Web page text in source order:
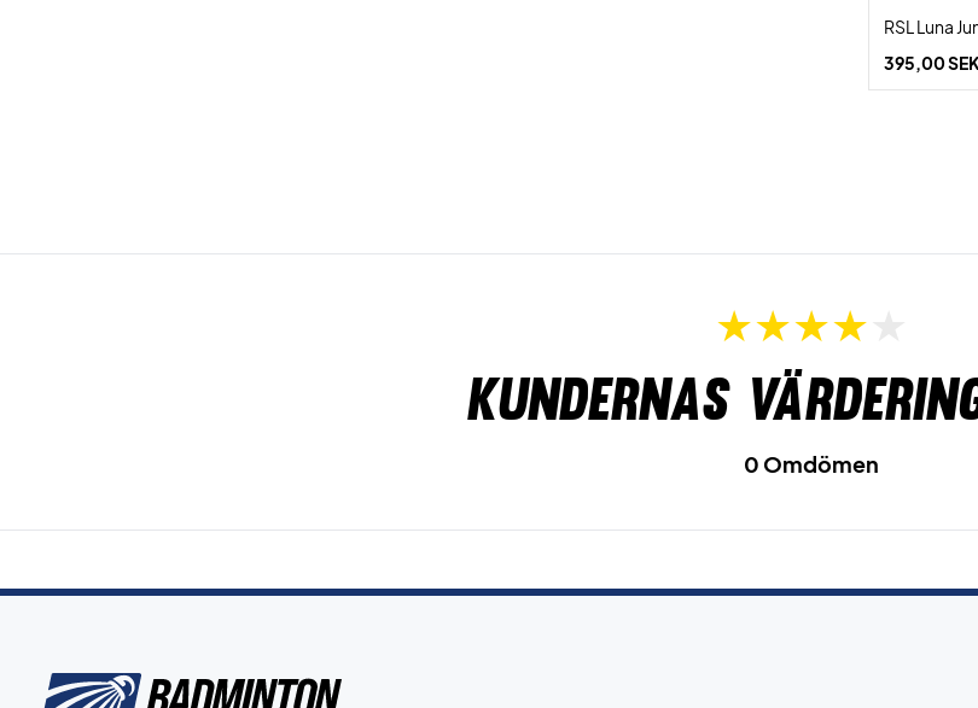
RSL Luna
395,00 SEK
Kundernas
0 Omdömen